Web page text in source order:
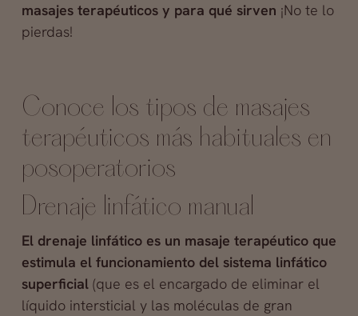
masajes terapéuticos y para qué sirven ¡No te lo
pierdas!
Conoce los tipos de masajes
terapéuticos más habituales en
posoperatorios
Drenaje linfático manual
El drenaje linfático es un masaje terapéutico que
estimula el funcionamiento del sistema linfático
superficial(que es el encargado de eliminar el
líquido intersticial y las moléculas de gran